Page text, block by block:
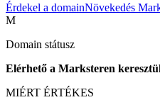
Érdekel a domainNövekedés
M
Domain státusz
Elérhető a Marksteren
MIÉRT ÉRTÉKES